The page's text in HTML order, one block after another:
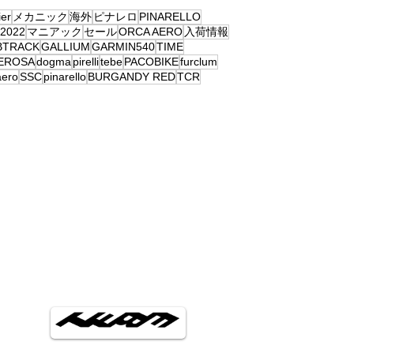
メカニック 海外 ピナレロ PINARELLO
マニアック セールORCA AERO 入荷情報
GALLIUMGARMIN540TIME
dogma pirellitebePACOBIKEfurclum
SSCpinarelloBURGANDY REDTCR